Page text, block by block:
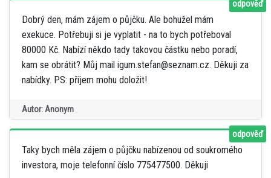
Dobrý den, mám zájem o půjčku. Ale bohužel mám
exekuce. Potřebuji si je vyplatit - na to bych potřeboval
80000 Kč. Nabízí někdo tady takovou částku nebo poradí,
kam se obrátit? Můj mail igum.stefan@seznam.cz. Děkuji za
nabídky. PS: příjem mohu doložit!
Autor: Anonym
odpověď
Taky bych měla zájem o půjčku nabízenou od soukromého
investora, moje telefonní číslo 775477500. Děkuji
odpověď